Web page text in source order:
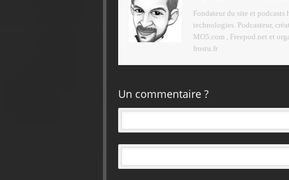
Fondateur du site et
technologies. Podcasteur,
MO5.com , Freepod.net et
frostu.fr
Un commentaire ?